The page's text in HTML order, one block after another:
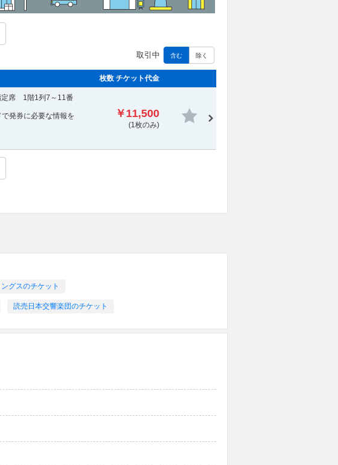
取引中 含む 除く
枚数 チケット代金
定席 1階1列7～11番
発券に必要な情報を
￥11,500
(1枚のみ)
グスのチケット
読売日本交響楽団のチケット